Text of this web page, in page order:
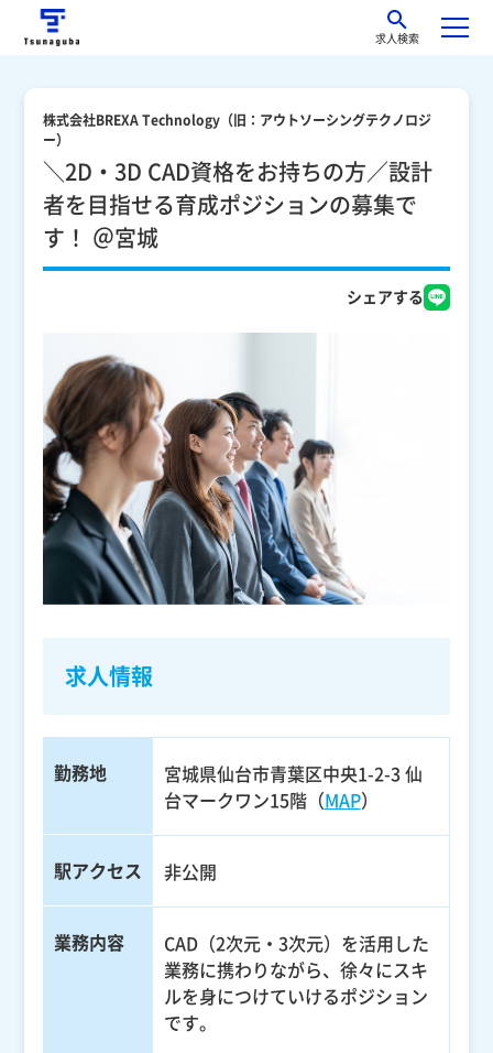
求人検索
株式会社BREXA Technology（旧：アウトソーシングテクノロジ
ー）
＼2D・3D CAD資格をお持ちの方／設計
者を目指せる育成ポジションの募集で
す！ ＠宮城
シェアする
求人情報
勤務地
宮城県仙台市青葉区中央1-2-3 仙
台マークワン15階（MAP）
駅アクセス 非公開
業務内容
CAD（2次元・3次元）を活用した
業務に携わりながら、徐々にスキ
ルを身につけていけるポジション
です。